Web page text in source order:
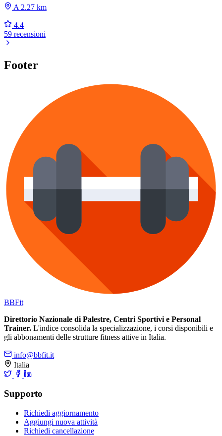
A 2.27 km
4.4
59 recensioni
Footer
BBFit
Direttorio Nazionale di Palestre, Centri Sportivi e Personal
Trainer. L'indice consolida la specializzazione, i corsi disponibili e
gli abbonamenti delle strutture fitness attive in Italia.
info@bbfit.it
Italia
Supporto
Richiedi aggiornamento
Aggiungi nuova attività
Richiedi cancellazione